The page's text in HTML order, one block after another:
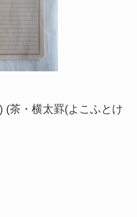
(茶・横太罫(よこふとけ